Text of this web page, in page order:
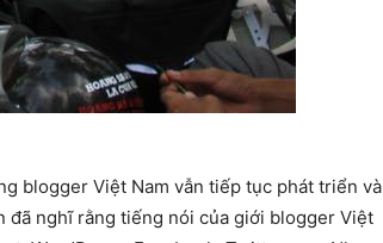
blogger Việt Nam vẫn tiếp tục phát triển và
đã nghĩ rằng tiếng nói của giới blogger Việt